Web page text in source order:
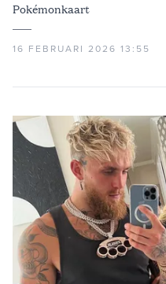
Pokémonkaart
16 FEBRUARI 2026 13:55